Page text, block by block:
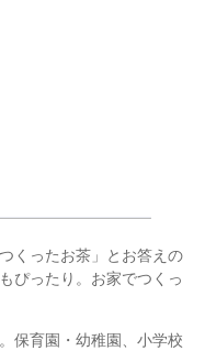
くったお茶」とお答えの
ぴったり。お家でつくっ
保育園・幼稚園、小学校